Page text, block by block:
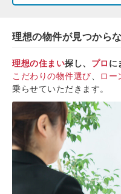
理想の物件が見つから
理想の住まい探し、 プロ に
こだわりの物件選び
ロー
乗らせていただきます。